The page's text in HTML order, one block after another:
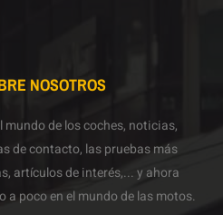
NOSOTROS
de los coches, noticias,
de contacto, las pruebas más
artículos de interés,... y ahora
a poco en el mundo de las motos.